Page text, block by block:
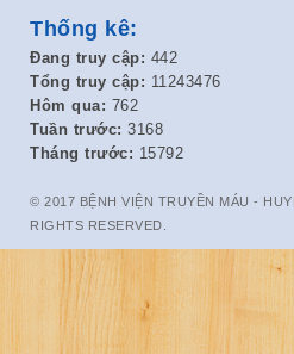
Thống kê:
Đang truy cập: 442
Tổng truy cập: 11243476
Hôm qua: 762
Tuần trước: 3168
Tháng trước: 15792
© 2017 BỆNH VIỆN TRUYỀN MÁU -
RIGHTS RESERVED.